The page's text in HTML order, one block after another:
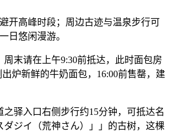
开高峰时段；周边古迹与温泉步行可
日悠闲漫游。
周末请在上午9:30前抵达，此时面包房
出炉新鲜的牛奶面包，16:00前售罄，建
之驿入口右侧步行约15分钟，可抵达名
ダジイ（荒神さん）」」的古树，这棵